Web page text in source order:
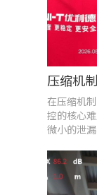
在压缩机
控的核心
微小的泄